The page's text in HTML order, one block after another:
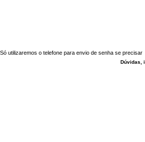
Só utilizaremos o telefone para envio de senha se precisar
Dúvidas,